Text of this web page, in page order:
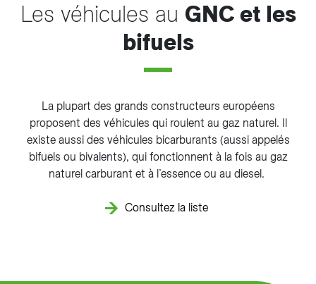
Les véhicules au GNC et les
bifuels
La plupart des grands constructeurs européens
proposent des véhicules qui roulent au gaz naturel. Il
existe aussi des véhicules bicarburants (aussi appelés
bifuels ou bivalents), qui fonctionnent à la fois au gaz
naturel carburant et à l’essence ou au diesel.
Consultez la liste